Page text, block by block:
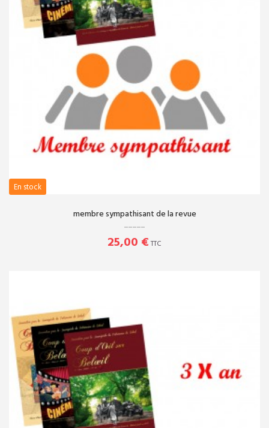
membre sympathisant de la revue
25,00 € TTC
En stock
Exposition terminée
Musée de la Bonneterie
et du Négoce de la Toile à
Quevaucamps
Ouvert : de Pâques à la
Toussaint Ou sur rendez-
vous